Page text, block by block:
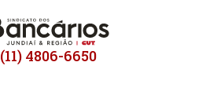
(11) 4806-6650